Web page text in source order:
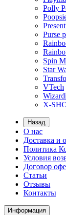
Polly
Purse
Spin
Star
VTech
X-
Назад
О нас
Доставка и
Политика
Условия
Договор
Статьи
Отзывы
Контакты
Информация